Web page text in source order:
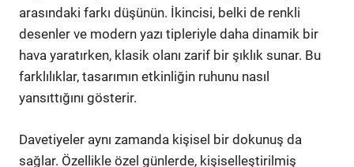
arasındaki farkı düşünün. İkincisi, belki de renkli
desenler ve modern yazı tipleriyle daha dinamik bir
hava yaratırken, klasik olanı zarif bir şıklık sunar. Bu
farklılıklar, tasarımın etkinliğin ruhunu nasıl
yansıttığını gösterir.
Davetiyeler aynı zamanda kişisel bir dokunuş da
sağlar. Özellikle özel günlerde, kişiselleştirilmiş